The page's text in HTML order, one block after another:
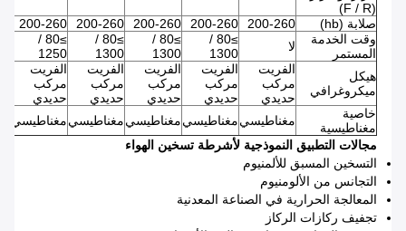
(F / R)
صلابة (hb) 200-260
200-260
200-260
200-260
200-260
وقت الخدمة
المستمر
لا
≥80 /
1300
≥80 /
1300
≥80 /
1300
≥80 /
1250
هيكل
ميكروغرافي
الفريت
مركب
حديدي
الفريت
مركب
حديدي
الفريت
مركب
حديدي
الفريت
مركب
حديدي
الفريت
مركب
حديدي
خاصية
مغناطيسية
مغناطيسيمغناطيسيمغناطيسيمغناطيسيمغناطيسي
مجالات التطبيق النموذجية لأشرطة تسخين الهواء
التسخين المسبق للألمنيوم
التجانس من الألومنيوم
المعالجة الحرارية في الصناعة المعدنية
تجفيف ركازات الركاز